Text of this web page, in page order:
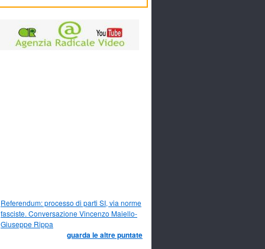
Referendum: processo di parti SI, via norme
fasciste. Conversazione Vincenzo Maiello-
Giuseppe Rippa
guarda le altre puntate